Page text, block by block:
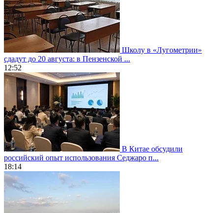
Школу в «Лугометрии»
сдадут до 20 августа: в Пензенской ...
12:52
В Китае обсудили
российский опыт использования Седжаро п...
18:14